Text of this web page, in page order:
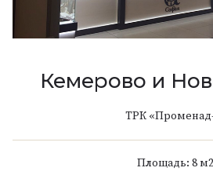
Кемерово и
ТРК
Площадь: 8 м2